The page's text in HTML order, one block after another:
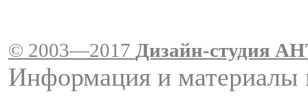
© 2003—2017 Дизайн-студия
Информация и материалы